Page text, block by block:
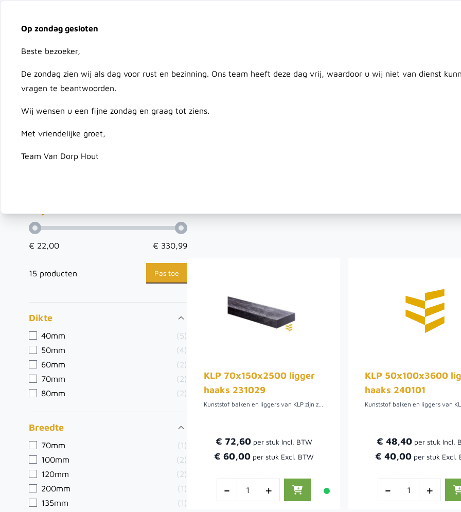
Op zondag gesloten
Beste bezoeker,
De zondag zien wij als dag voor rust en bezinning. Ons team heeft deze dag vrij, waardoor u wij niet van dienst
vragen te beantwoorden.
Wij wensen u een fijne zondag en graag tot ziens.
Met vriendelijke groet,
Team Van Dorp Hout
Ga naar de inhoud
Hout Composiet & Kunststof Schutting & Deuren
€ 22,00 € 330,99
15 producten Pas toe
Dikte
40mm
(5)
50mm
(4)
60mm
(2)
70mm
(2)
80mm
(2)
Breedte
70mm
(1)
100mm
(2)
120mm
(2)
200mm
(1)
135mm
(1)
KLP 70x150x2500 ligger
haaks 231029
Kunststof balken en liggers van KLP zijn zeer duurzaam en vergen geen onderhoud. KLP balken en liggers zijn milieuvriendelijk, splintert en rot niet. Deze zijn in diverse lengtes en maten verkrijgbaar.
€ 72,60
€ 60,00
- +
KLP 50x100x3600
haaks 240101
€ 48,40
€ 40,00
- +